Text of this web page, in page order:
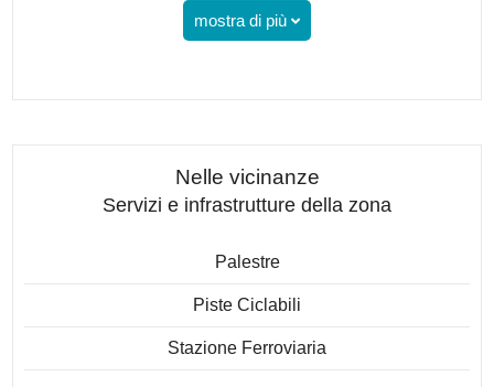
mostra di più
Nelle vicinanze
Servizi e infrastrutture della zona
Palestre
Piste Ciclabili
Stazione Ferroviaria